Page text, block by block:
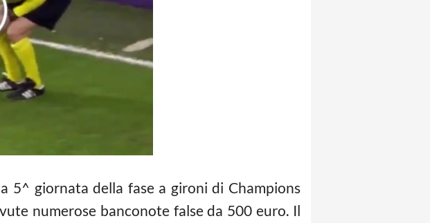
5^ giornata della fase a gironi di Champions
numerose banconote false da 500 euro. Il